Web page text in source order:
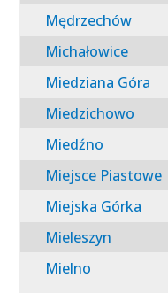
Mędrzechów
Michałowice
Miedziana Góra
Miedzichowo
Miedźno
Miejsce Piastowe
Miejska Górka
Mieleszyn
Mielno